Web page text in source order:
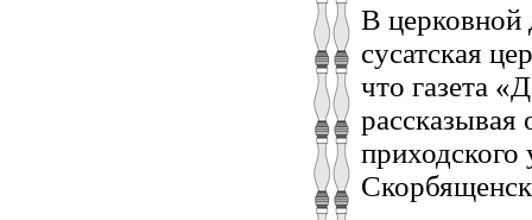
В церковной
сусатская
что газета
рассказывая